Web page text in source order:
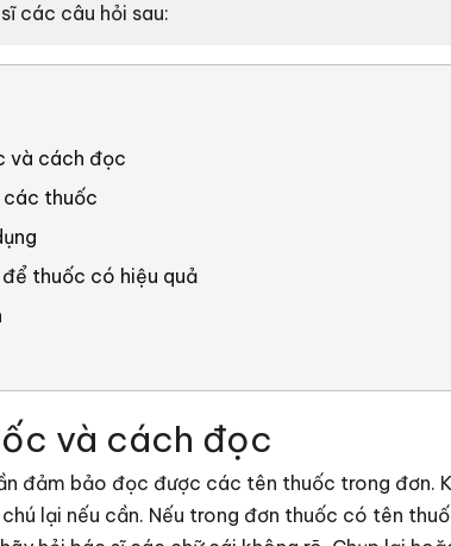
các câu hỏi sau:
và cách đọc
các thuốc
thuốc có hiệu quả
và cách đọc
đảm bảo đọc được các tên thuốc trong đơn.
lại nếu cần. Nếu trong đơn thuốc có tên